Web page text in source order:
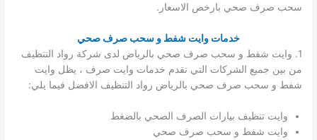
سحب صرف صحي بارخص الاسعار.
خدمات وايت شفط و سحب صرف صحي
1. وايت شفط و سحب صرف صحي بالرياض لدى شركة رواد التنظيف
من بين جميع الشركات التي تقدم خدمات وايت صرف ، يظل وايت
شفط و سحب صرف صحي بالرياض رواد التنظيف الافضل فيما يلي:
وايت تنظيف بيارات الصرف الصحي بالضغط
وايت شفط و سحب صرف صحي